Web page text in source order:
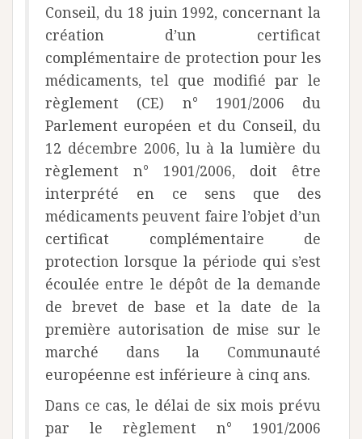
Conseil, du 18 juin 1992, concernant la
création d’un certificat
complémentaire de protection pour les
médicaments, tel que modifié par le
règlement (CE) n° 1901/2006 du
Parlement européen et du Conseil, du
12 décembre 2006, lu à la lumière du
règlement n° 1901/2006, doit être
interprété en ce sens que des
médicaments peuvent faire l’objet d’un
certificat complémentaire de
protection lorsque la période qui s’est
écoulée entre le dépôt de la demande
de brevet de base et la date de la
première autorisation de mise sur le
marché dans la Communauté
européenne est inférieure à cinq ans.
Dans ce cas, le délai de six mois prévu
par le règlement n° 1901/2006